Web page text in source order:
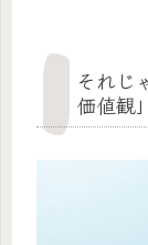
それじ
価値観